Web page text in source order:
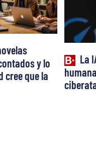
y lo
cree que la
La